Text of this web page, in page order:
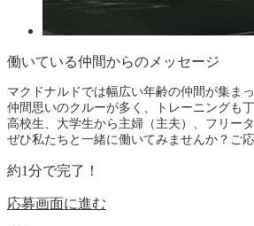
働いている仲間からのメッセージ
マクドナルドでは幅広い年齢の仲間が集ま
仲間思いのクルーが多く、トレーニングも
高校生、大学生から主婦（主夫）、フリー
ぜひ私たちと一緒に働いてみませんか？ご
約1分で完了！
応募画面に進む